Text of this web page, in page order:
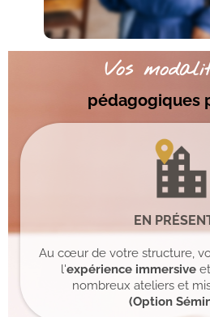
Vos
pédagogiques
EN
Au cœur de votre structure,
l'expérience immersiveet
nombreux ateliers et
(Option